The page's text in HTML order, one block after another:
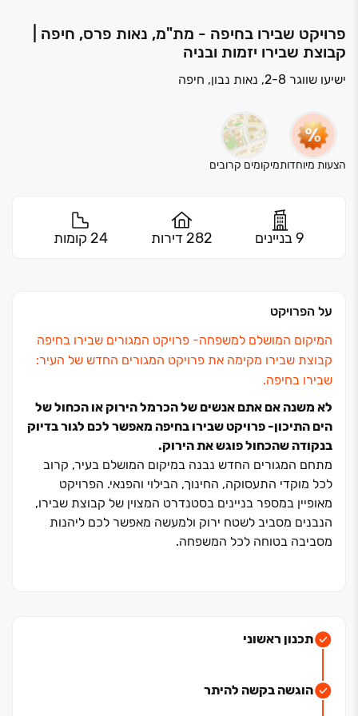
פרויקט שבירו בחיפה - מת"מ, נאות פרס, חיפה |
קבוצת שבירו יזמות ובניה
ישיעו שווגר 2-8, נאות נבון, חיפה
הצעות מיוחדותמיקומים קרובים
9 בניינים 282 דירות 24 קומות
על הפרויקט
המיקום המושלם למשפחה‏- פרויקט המגורים שבירו בחיפה
קבוצת שבירו מקימה את פרויקט המגורים החדש של העיר:
שבירו בחיפה.
לא משנה אם אתם אנשים של הכרמל הירוק או הכחול של
הים התיכון‏- פרויקט שבירו בחיפה מאפשר לכם לגור בדיוק
בנקודה שהכחול פוגש את הירוק.
מתחם המגורים החדש נבנה במיקום המושלם בעיר, קרוב
לכל מוקדי התעסוקה, החינוך, הבילוי והפנאי. הפרויקט
מאופיין במספר בניינים בסטנדרט המצוין של קבוצת שבירו,
הנבנים מסביב לשטח ירוק ולמעשה מאפשר לכם ליהנות
מסביבה בטוחה לכל המשפחה.
בתכנון הדירות הושקע מאמץ רב כדי ליצור עבורכם את
תכנון ראשוני
הוגשה בקשה להיתר